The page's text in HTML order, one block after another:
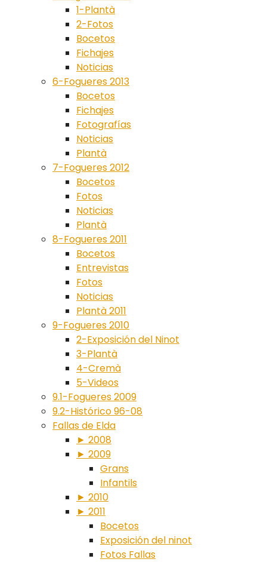
1-Plantà
2-Fotos
Bocetos
Fichajes
Noticias
6-Fogueres 2013
Bocetos
Fichajes
Fotografías
Noticias
Plantà
7-Fogueres 2012
Bocetos
Fotos
Noticias
Plantà
8-Fogueres 2011
Bocetos
Entrevistas
Fotos
Noticias
Plantà 2011
9-Fogueres 2010
2-Exposición del Ninot
3-Plantà
4-Cremà
5-Videos
9.1-Fogueres 2009
9.2-Histórico 96-08
Fallas de Elda
► 2008
► 2009
Grans
Infantils
► 2010
► 2011
Bocetos
Exposición del ninot
Fotos Fallas